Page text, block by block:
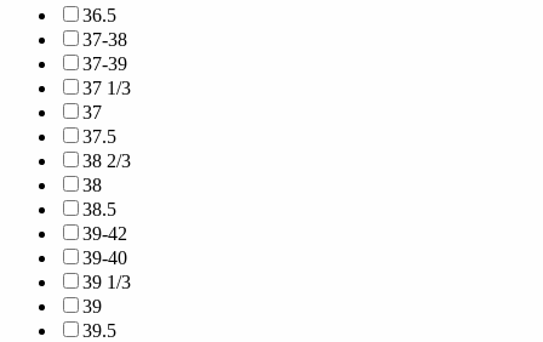
36.5
37-38
37-39
37 1/3
37
37.5
38 2/3
38
38.5
39-42
39-40
39 1/3
39
39.5